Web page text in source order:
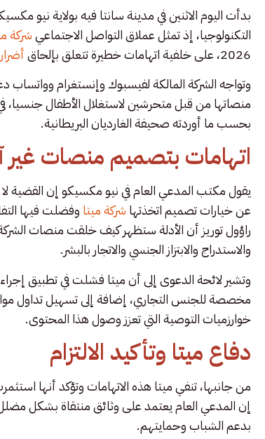
بدأت اليوم الاثنين في مدينة سانتا فيه بولاية نيو
التكنولوجيا، إذ تمثل عملاق التواصل الاجتماعيشركة
2026، على خلفية اتهامات خطيرة تتعلق بإلحاق
وتواجه الشركة المالكة لفيسبوك وإنستغرام
منصاتها من قبل متحرشين لاستغلال الأطفال
بحسب ما أوردته صحيفة الغارديان البريطانية.
اتهامات بتصميم منصات غير
يقول مكتب المدعي العام في نيو مكسيكو إن القضية
عن خيارات تصميم اتخذتها شركة ميتا وفضلت فيها
راؤول توريز أن الأدلة ستظهر كيف خلقت منصات
والاستدراج والابتزاز الجنسي والاتجار بالبشر.
وتشير لائحة الدعوى إلى أن ميتا فشلت في تطبيق
مخصصة للجنس التجاري، إضافة إلى تسهيل تداول
خوارزميات التوصية التي تعزز وصول هذا المحتوى.
دفاع ميتا وتأكيد الالتزام
من جانبها، تنفي ميتا هذه الاتهامات وتؤكد أنها
إن المدعي العام يعتمد على وثائق منتقاة بشكل
بدعم الشباب وحمايتهم.